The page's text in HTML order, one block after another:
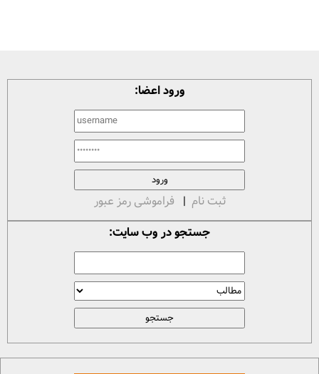
ورود اعضا:
ثبت نام | فراموشی رمز عبور
جستجو در وب سایت: